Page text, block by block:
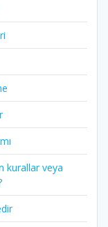
kurallar veya